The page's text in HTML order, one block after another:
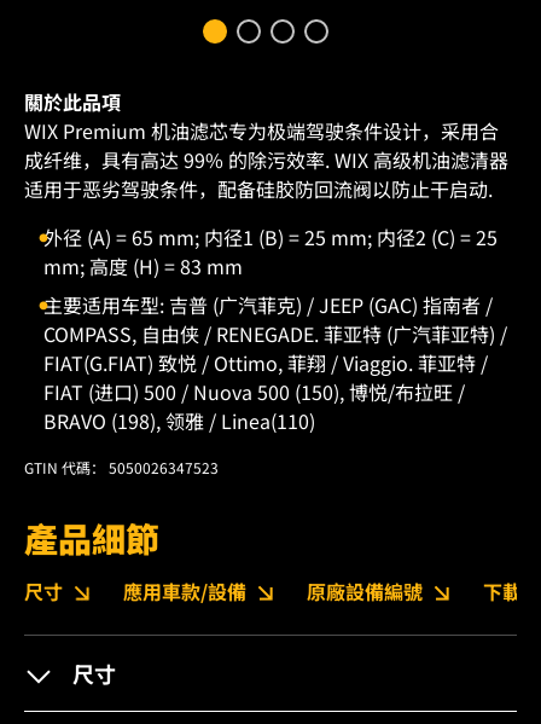
關於此品項
WIX Premium 机油滤芯专为极端驾驶条件设计，采用合
成纤维，具有高达 99% 的除污效率. WIX 高级机油滤清器
适用于恶劣驾驶条件，配备硅胶防回流阀以防止干启动.
外径 (A) = 65 mm; 内径1 (B) = 25 mm; 内径2 (C) = 25
mm; 高度 (H) = 83 mm
主要适用车型: 吉普 (广汽菲克) / JEEP (GAC) 指南者 /
COMPASS, 自由侠 / RENEGADE. 菲亚特 (广汽菲亚特) /
FIAT(G.FIAT) 致悦 / Ottimo, 菲翔 / Viaggio. 菲亚特 /
FIAT (进口) 500 / Nuova 500 (150), 博悦/布拉旺 /
BRAVO (198), 领雅 / Linea(110)
GTIN 代碼： 5050026347523
產品細節
尺寸 應用車款/設備 原廠設備編號 下載
尺寸